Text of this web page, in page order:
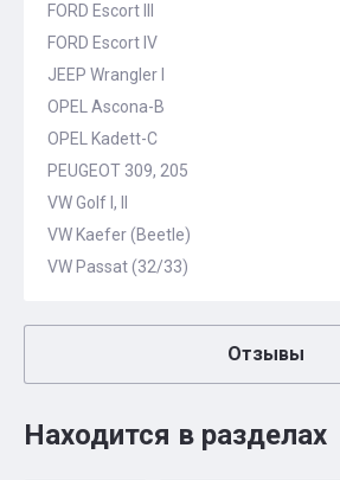
FORD Escort III
FORD Escort IV
JEEP Wrangler I
OPEL Ascona-B
OPEL Kadett-C
PEUGEOT 309, 205
VW Golf I, II
VW Kaefer (Beetle)
VW Passat (32/33)
Отзывы
Находится в разделах